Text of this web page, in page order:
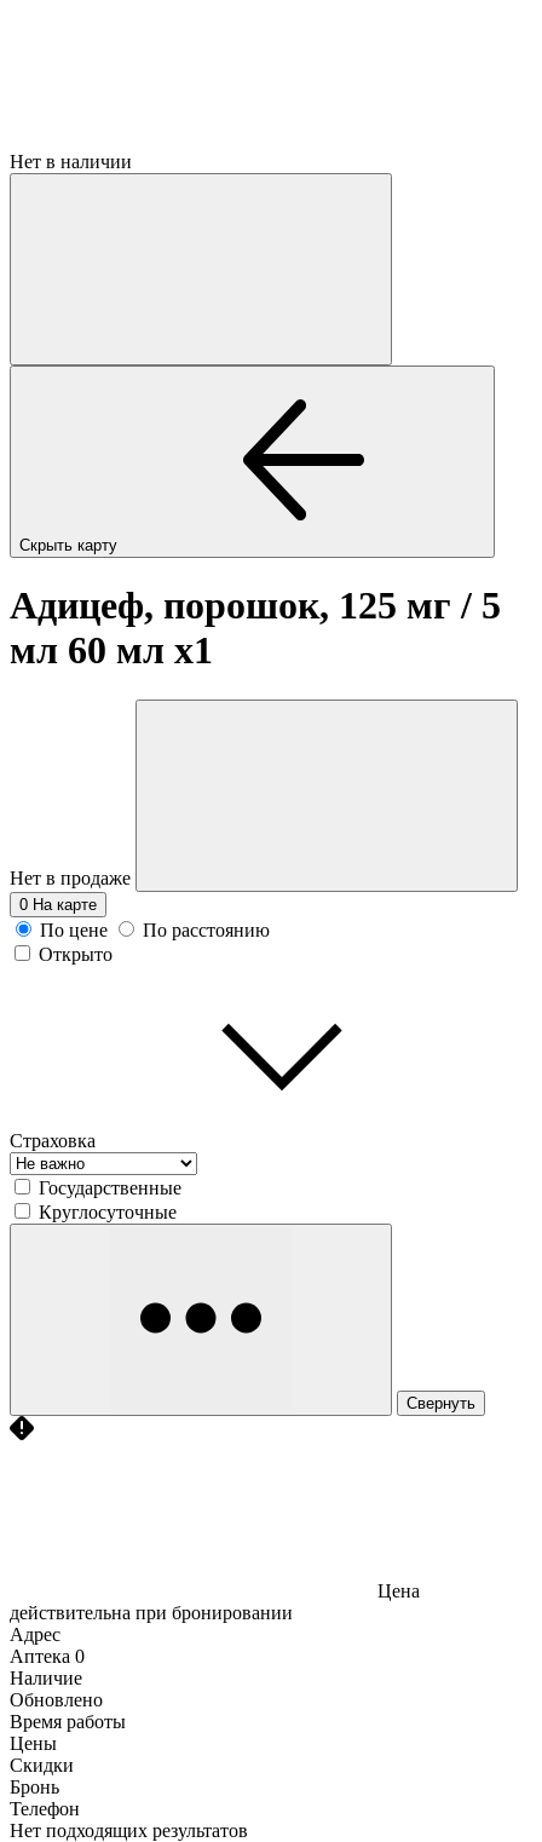
Нет в наличии
Скрыть карту
Адицеф, порошок, 125 мг / 5
мл 60 мл x1
Нет в продаже
0 На карте
По цене
По расстоянию
Открыто
Страховка
Государственные
Круглосуточные
Свернуть
Цена
действительна при бронировании
Адрес
Аптека 0
Наличие
Обновлено
Время работы
Цены
Скидки
Бронь
Телефон
Нет подходящих результатов